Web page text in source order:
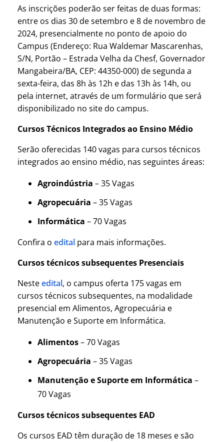
As inscrições poderão ser feitas de duas formas:
entre os dias 30 de setembro e 8 de novembro de
2024, presencialmente no ponto de apoio do
Campus (Endereço: Rua Waldemar Mascarenhas,
S/N, Portão – Estrada Velha da Chesf, Governador
Mangabeira/BA, CEP: 44350-000) de segunda a
sexta-feira, das 8h às 12h e das 13h às 14h, ou
pela internet, através de um formulário que será
disponibilizado no site do campus.
Cursos Técnicos Integrados ao Ensino Médio
Serão oferecidas 140 vagas para cursos técnicos
integrados ao ensino médio, nas seguintes áreas:
Agroindústria – 35 Vagas
Agropecuária – 35 Vagas
Informática – 70 Vagas
Confira o edital para mais informações.
Cursos técnicos subsequentes Presenciais
Nesteedital, o campus oferta 175 vagas em
cursos técnicos subsequentes, na modalidade
presencial em Alimentos, Agropecuária e
Manutenção e Suporte em Informática.
Alimentos– 70 Vagas
Agropecuária – 35 Vagas
Manutenção e Suporte em Informática –
70 Vagas
Cursos técnicos subsequentes EAD
Os cursos EAD têm duração de 18 meses e são